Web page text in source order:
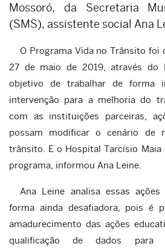
Mossoró, da Secretaria
(SMS), assistente social Ana
O Programa Vida no Trânsito foi
27 de maio de 2019, através do
objetivo de trabalhar de forma
intervenção para a melhoria do
com as instituições parceiras,
possam modificar o cenário de
trânsito. E o Hospital Tarcísio Maia
programa, informou Ana Leine.
Ana Leine analisa essas
forma ainda desafiadora, pois é
amadurecimento das ações
qualificação de dados